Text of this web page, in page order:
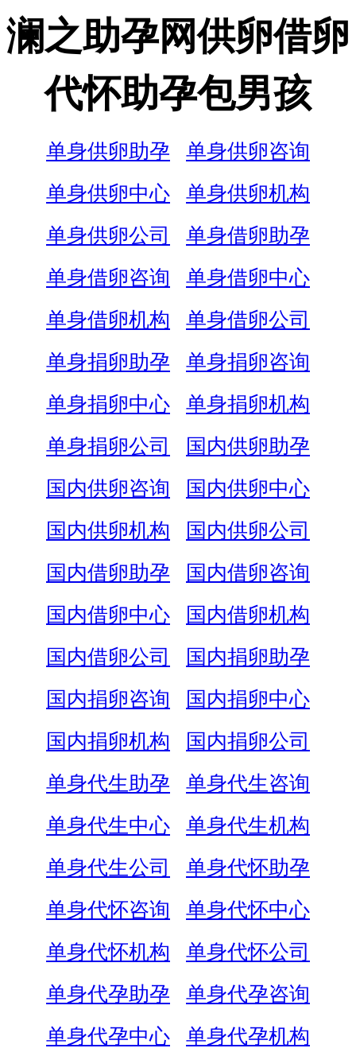
澜之助孕网供卵借卵
代怀助孕包男孩
单身供卵助孕
单身供卵咨询
单身供卵中心
单身供卵机构
单身供卵公司
单身借卵助孕
单身借卵咨询
单身借卵中心
单身借卵机构
单身借卵公司
单身捐卵助孕
单身捐卵咨询
单身捐卵中心
单身捐卵机构
单身捐卵公司
国内供卵助孕
国内供卵咨询
国内供卵中心
国内供卵机构
国内供卵公司
国内借卵助孕
国内借卵咨询
国内借卵中心
国内借卵机构
国内借卵公司
国内捐卵助孕
国内捐卵咨询
国内捐卵中心
国内捐卵机构
国内捐卵公司
单身代生助孕
单身代生咨询
单身代生中心
单身代生机构
单身代生公司
单身代怀助孕
单身代怀咨询
单身代怀中心
单身代怀机构
单身代怀公司
单身代孕助孕
单身代孕咨询
单身代孕中心
单身代孕机构